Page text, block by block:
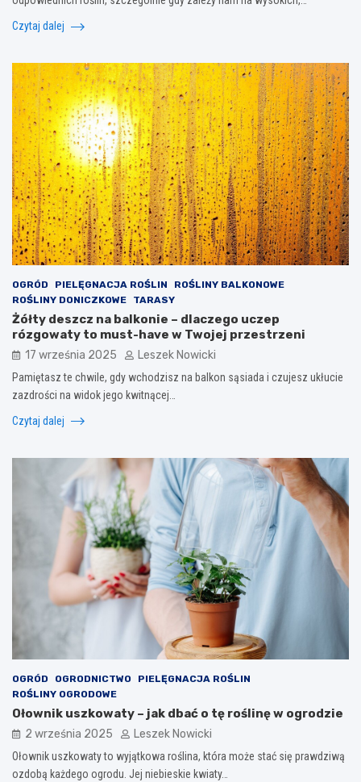
Czytaj dalej
OGRÓD PIELĘGNACJA ROŚLIN
ROŚLINY BALKONOWE
ROŚLINY DONICZKOWE
TARASY
Żółty deszcz na balkonie – dlaczego uczep
rózgowaty to must-have w Twojej przestrzeni
17 września 2025 Leszek Nowicki
Pamiętasz te chwile, gdy wchodzisz na balkon sąsiada i czujesz ukłucie
zazdrości na widok jego kwitnącej…
Czytaj dalej
OGRÓD OGRODNICTWO
PIELĘGNACJA ROŚLIN
ROŚLINY OGRODOWE
Ołownik uszkowaty – jak dbać o tę roślinę w ogrodzie
2 września 2025 Leszek Nowicki
Ołownik uszkowaty to wyjątkowa roślina, która może stać się prawdziwą
ozdobą każdego ogrodu. Jej niebieskie kwiaty…